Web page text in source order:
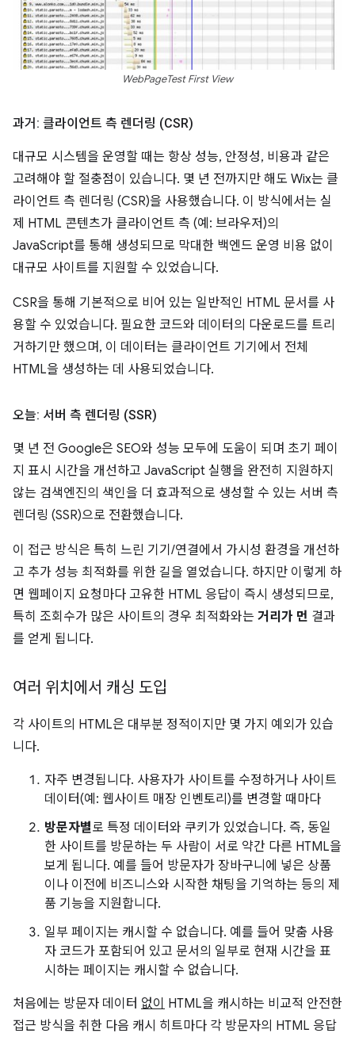
WebPageTest First View
과거: 클라이언트 측 렌더링 (CSR)
대규모 시스템을 운영할 때는 항상 성능, 안정성, 비용과 같은
고려해야 할 절충점이 있습니다. 몇 년 전까지만 해도 Wix는 클
라이언트 측 렌더링 (CSR)을 사용했습니다. 이 방식에서는 실
제 HTML 콘텐츠가 클라이언트 측 (예: 브라우저)의
JavaScript를 통해 생성되므로 막대한 백엔드 운영 비용 없이
대규모 사이트를 지원할 수 있었습니다.
CSR을 통해 기본적으로 비어 있는 일반적인 HTML 문서를 사
용할 수 있었습니다. 필요한 코드와 데이터의 다운로드를 트리
거하기만 했으며, 이 데이터는 클라이언트 기기에서 전체
HTML을 생성하는 데 사용되었습니다.
오늘: 서버 측 렌더링 (SSR)
몇 년 전 Google은 SEO와 성능 모두에 도움이 되며 초기 페이
지 표시 시간을 개선하고 JavaScript 실행을 완전히 지원하지
않는 검색엔진의 색인을 더 효과적으로 생성할 수 있는 서버 측
렌더링 (SSR)으로 전환했습니다.
이 접근 방식은 특히 느린 기기/연결에서 가시성 환경을 개선하
고 추가 성능 최적화를 위한 길을 열었습니다. 하지만 이렇게 하
면 웹페이지 요청마다 고유한 HTML 응답이 즉시 생성되므로,
특히 조회수가 많은 사이트의 경우 최적화와는 거리가 먼 결과
를 얻게 됩니다.
여러 위치에서 캐싱 도입
각 사이트의 HTML은 대부분 정적이지만 몇 가지 예외가 있습
니다.
자주 변경됩니다. 사용자가 사이트를 수정하거나 사이트
데이터(예: 웹사이트 매장 인벤토리)를 변경할 때마다
방문자별로 특정 데이터와 쿠키가 있었습니다. 즉, 동일
한 사이트를 방문하는 두 사람이 서로 약간 다른 HTML을
보게 됩니다. 예를 들어 방문자가 장바구니에 넣은 상품
이나 이전에 비즈니스와 시작한 채팅을 기억하는 등의 제
품 기능을 지원합니다.
일부 페이지는 캐시할 수 없습니다. 예를 들어 맞춤 사용
자 코드가 포함되어 있고 문서의 일부로 현재 시간을 표
시하는 페이지는 캐시할 수 없습니다.
처음에는 방문자 데이터 없이 HTML을 캐시하는 비교적 안전한
접근 방식을 취한 다음 캐시 히트마다 각 방문자의 HTML 응답